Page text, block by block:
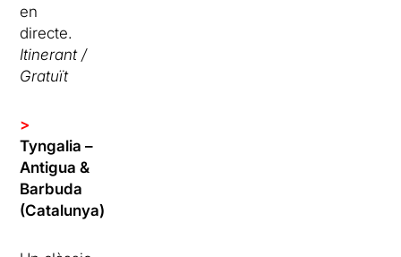
en
directe.
Itinerant /
Gratuït
>
Tyngalia –
Antigua &
Barbuda
(Catalunya)